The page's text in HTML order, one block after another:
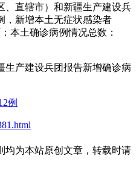
、直辖市）和新疆生产建设兵
，新增本土无症状感染者
本土确诊病例情况总数：
生产建设兵团报告新增确诊病
例
均为本站原创文章，转载时请